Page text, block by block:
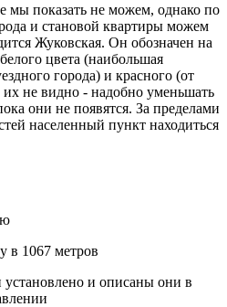
мы показать не можем, однако по
и становой квартиры можем
Жуковская. Он обозначен на
цвета (наибольшая
города) и красного (от
не видно - надобно уменьшать
они не появятся. За пределами
населенный пункт находиться
в 1067 метров
и описаны они в